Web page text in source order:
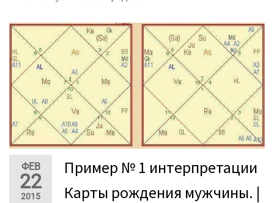
ФЕВ
22
2015
Пример № 1 интерпретации
Карты рождения мужчины. |